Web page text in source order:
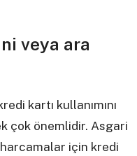
veya ara
kartı kullanımını
çok önemlidir. Asgari
için kredi